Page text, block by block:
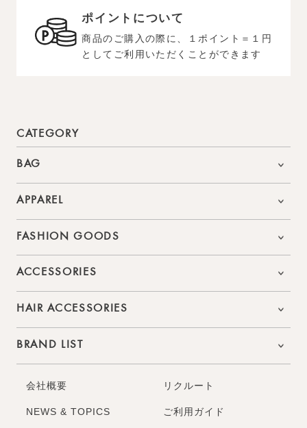
ポイントについて
商品のご購入の際に、１ポイント＝１円
としてご利用いただくことができます
CATEGORY
BAG
APPAREL
FASHION GOODS
ACCESSORIES
HAIR ACCESSORIES
BRAND LIST
会社概要 リクルート
NEWS & TOPICS ご利用ガイド